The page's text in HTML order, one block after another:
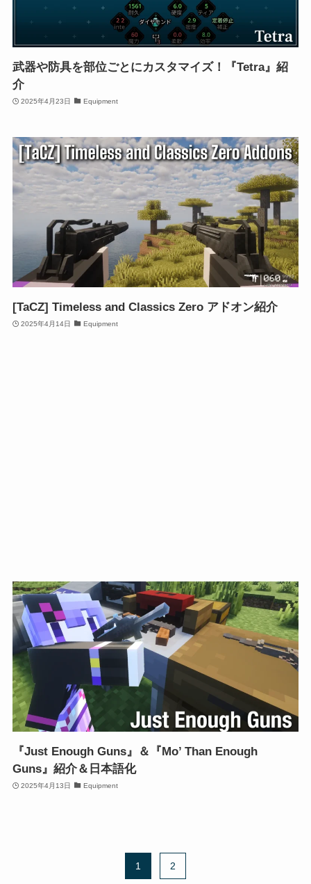
武器や防具を部位ごとにカスタマイズ！『Tetra』紹
介
2025年4月23日 Equipment
[TaCZ] Timeless and Classics Zero アドオン紹介
2025年4月14日 Equipment
『Just Enough Guns』＆『Mo’ Than Enough
Guns』紹介＆日本語化
2025年4月13日 Equipment
1 2